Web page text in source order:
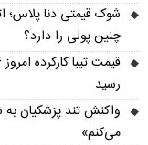
چنین پولی را دارد؟
رسید
واکنش تند پزشکیان به
می‌کنم»